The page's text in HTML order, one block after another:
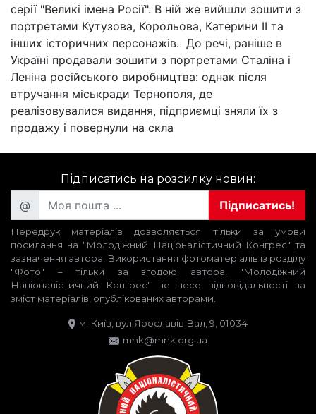
серії "Великі імена Росії". В ній же вийшли зошити з
портретами Кутузова, Корольова, Катерини II та
інших історичних персонажів. До речі, раніше в
Україні продавали зошити з портретами Сталіна і
Леніна російського виробництва: однак після
втручання міськради Тернополя, де
реалізовувалися видання, підприємці зняли їх з
продажу і повернули на скла
Підписатись на розсилку новин:
@ Підписатись!
Передрук матеріалів дозволяється тільки за умови
посилання на "Молодіжний Націоналістичний Конгрес" та
зазначення автора. Використання фотоматеріалів із розділу
"Фото" – тільки за згодою автора. "Молодіжний
Націоналістичний Конгрес" не несе відповідальності за
зміст матеріалів, опублікованих авторами.
м. Київ, вул Ярославів Вал, 9, 01034
mnk@mnk.org.ua